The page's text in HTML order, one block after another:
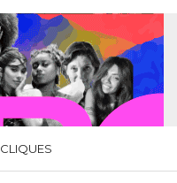
CLIQUES